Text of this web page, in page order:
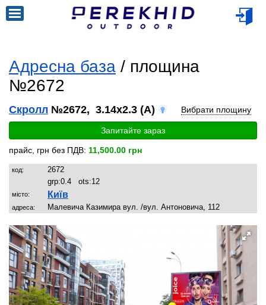
Адресна база / площина
№2672
Скролл №2672, 3.14x2.3 (A) Вибрати площину
Запитайте зараз
прайс, грн без ПДВ: 11,500.00 грн
код:
2672
grp:0.4 ots:12
місто: Київ
адреса: Малевича Казимира вул. /вул. Антоновича, 112